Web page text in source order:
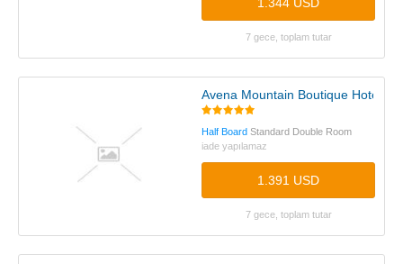
7 gece, toplam tutar
Avena Mountain Boutique Hotel
Half Board Standard Double Room
iade yapılamaz
1.391 USD
7 gece, toplam tutar